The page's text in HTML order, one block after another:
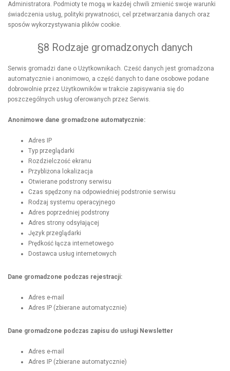
Administratora. Podmioty te mogą w każdej chwili zmienić swoje warunki
świadczenia usług, polityki prywatności, cel przetwarzania danych oraz
sposów wykorzystywania plików cookie.
§8 Rodzaje gromadzonych danych
Serwis gromadzi dane o Użytkownikach. Cześć danych jest gromadzona
automatycznie i anonimowo, a część danych to dane osobowe podane
dobrowolnie przez Użytkowników w trakcie zapisywania się do
poszczególnych usług oferowanych przez Serwis.
Anonimowe dane gromadzone automatycznie:
Adres IP
Typ przeglądarki
Rozdzielczość ekranu
Przybliżona lokalizacja
Otwierane podstrony serwisu
Czas spędzony na odpowiedniej podstronie serwisu
Rodzaj systemu operacyjnego
Adres poprzedniej podstrony
Adres strony odsyłającej
Język przeglądarki
Prędkość łącza internetowego
Dostawca usług internetowych
Dane gromadzone podczas rejestracji:
Adres e-mail
Adres IP (zbierane automatycznie)
Dane gromadzone podczas zapisu do usługi Newsletter
Adres e-mail
Adres IP (zbierane automatycznie)